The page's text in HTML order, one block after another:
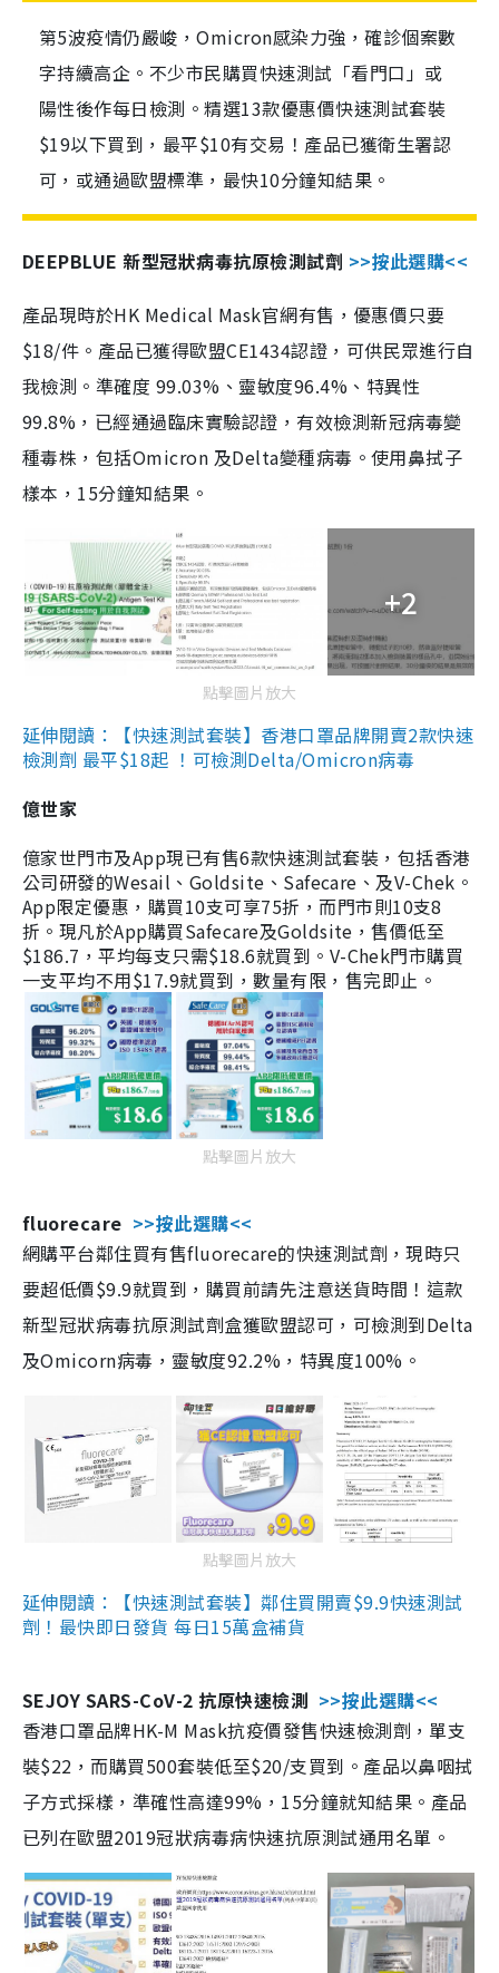
第5波疫情仍嚴峻，Omicron感染力強，確診個案數
字持續高企。不少市民購買快速測試「看門口」或
陽性後作每日檢測。精選13款優惠價快速測試套裝
$19以下買到，最平$10有交易！產品已獲衛生署認
可，或通過歐盟標準，最快10分鐘知結果。
DEEPBLUE 新型冠狀病毒抗原檢測試劑 >>按此選購<<
產品現時於HK Medical Mask官網有售，優惠價只要
$18/件。產品已獲得歐盟CE1434認證，可供民眾進行自
我檢測。準確度 99.03%、靈敏度96.4%、特異性
99.8%，已經通過臨床實驗認證，有效檢測新冠病毒變
種毒株，包括Omicron 及Delta變種病毒。使用鼻拭子
樣本，15分鐘知結果。
+2
點擊圖片放大
延伸閱讀：【快速測試套裝】香港口罩品牌開賣2款快速
檢測劑 最平$18起 ！可檢測Delta/Omicron病毒
億世家
億家世門市及App現已有售6款快速測試套裝，包括香港
公司研發的Wesail、Goldsite、Safecare、及V-Chek。
App限定優惠，購買10支可享75折，而門市則10支8
折。現凡於App購買Safecare及Goldsite，售價低至
$186.7，平均每支只需$18.6就買到。V-Chek門市購買
一支平均不用$17.9就買到，數量有限，售完即止。
點擊圖片放大
fluorecare >>按此選購<<
網購平台鄰住買有售fluorecare的快速測試劑，現時只
要超低價$9.9就買到，購買前請先注意送貨時間！這款
新型冠狀病毒抗原測試劑盒獲歐盟認可，可檢測到Delta
及Omicorn病毒，靈敏度92.2%，特異度100%。
點擊圖片放大
延伸閱讀：【快速測試套裝】鄰住買開賣$9.9快速測試
劑！最快即日發貨 每日15萬盒補貨
SEJOY SARS-CoV-2 抗原快速檢測 >>按此選購<<
香港口罩品牌HK-M Mask抗疫價發售快速檢測劑，單支
裝$22，而購買500套裝低至$20/支買到。產品以鼻咽拭
子方式採樣，準確性高達99%，15分鐘就知結果。產品
已列在歐盟2019冠狀病毒病快速抗原測試通用名單。